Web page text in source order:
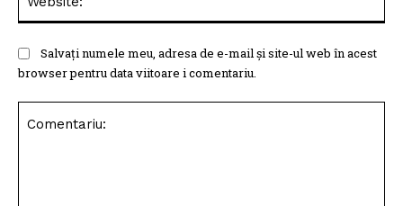
Salvați numele meu, adresa de e-mail și site-ul web în acest
browser pentru data viitoare i comentariu.